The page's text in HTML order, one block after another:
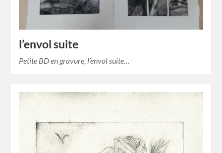
l’envol suite
Petite BD en gravure, l’envol suite…